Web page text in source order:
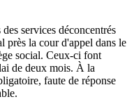
services déconcentrés
près la cour d'appel dans le
social. Ceux-ci font
de deux mois. À la
faute de réponse